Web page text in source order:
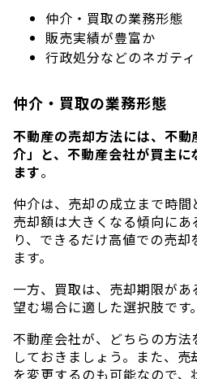
仲介・買取の業務形態
販売実績が豊富か
行政処分などのネガテ
仲介・買取の業務形態
不動産の売却方法には、不
介」と、不動産会社が買主に
ます。
仲介は、売却の成立まで時間
売却額は大きくなる傾向に
り、できるだけ高値での売
ます。
一方、買取は、売却期限が
望む場合に適した選択肢です
不動産会社が、どちらの方
しておきましょう。また、
を変更するのも可能なので